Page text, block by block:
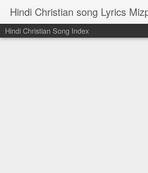
Hindi Christian song Lyrics
Hindi Christian Song Index